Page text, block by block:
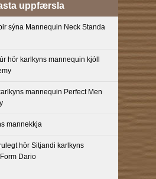
uppfærsla
sýna Mannequin Neck Standa
hör karlkyns mannequin kjóll
mannequin Perfect Men
mannekkja
hör Sitjandi karlkyns
Dario